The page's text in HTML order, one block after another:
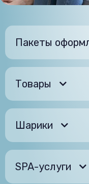
Пакеты
Товары
Шарики
SPA-услуги